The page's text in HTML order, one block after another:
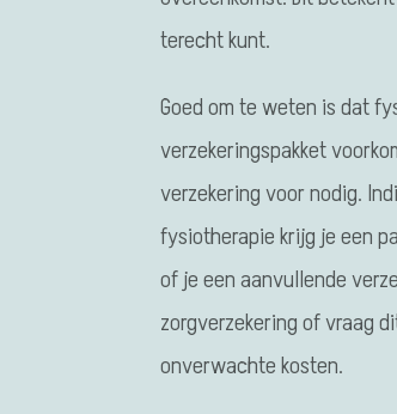
terecht kunt.
Goed om te weten is dat
verzekeringspakket
verzekering voor nodig.
fysiotherapie krijg je een
of je een aanvullende
zorgverzekering of vraag
onverwachte kosten.